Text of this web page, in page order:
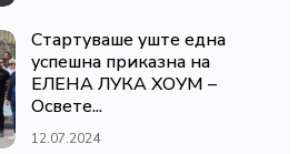
Стартуваше уште една
успешна приказна на
ЕЛЕНА ЛУКА ХОУМ –
Освете...
12.07.2024